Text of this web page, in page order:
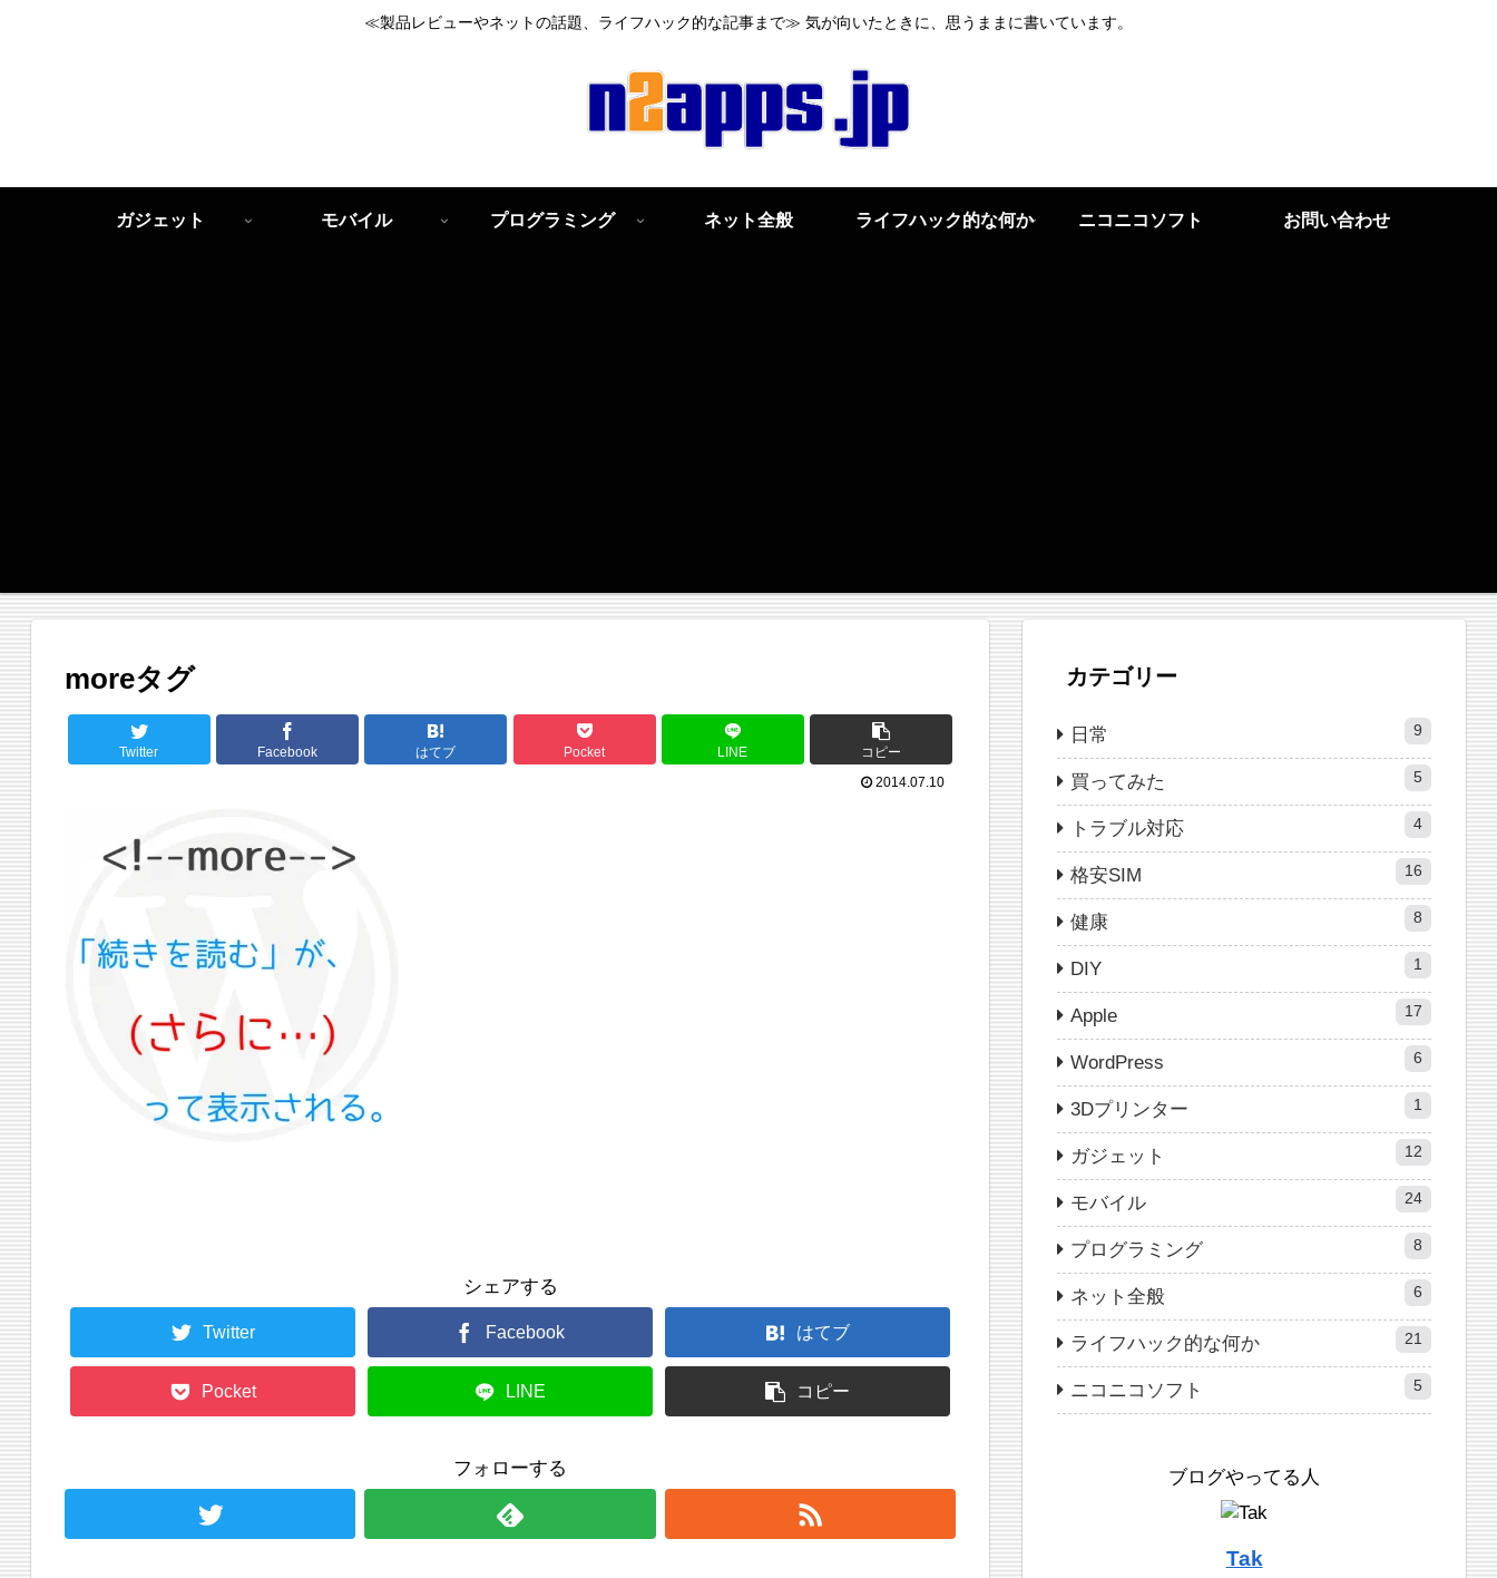
≪製品レビューやネットの話題、ライフハック的な記事まで≫ 気が向いたときに、思うままに書いています。
ガジェット モバイル プログラミング ネット全般 ライフハック的な何か ニコニコソフト お問い合わせ
moreタグ
Twitter Facebook はてブ Pocket LINE
コピー
2014.07.10
シェアする
Twitter Facebook はてブ
Pocket LINE コピー
フォローする
カテゴリー
日常 9
買ってみた 5
トラブル対応 4
格安SIM 16
健康 8
DIY 1
Apple 17
WordPress 6
3Dプリンター 1
ガジェット 12
モバイル 24
プログラミング 8
ネット全般 6
ライフハック的な何か 21
ニコニコソフト 5
ブログやってる人
Tak